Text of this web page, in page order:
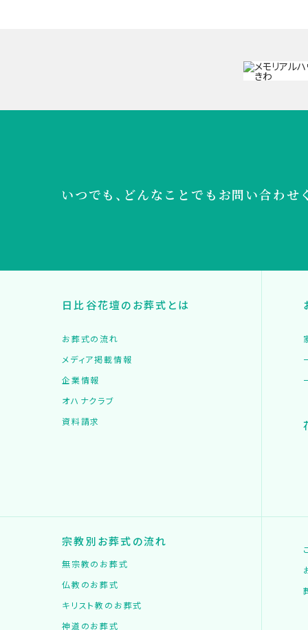
いつでも、どんなことでも お問い合わせ
日比谷花壇のお葬式とは
お葬式の流れ
メディア掲載情報
企業情報
オハナクラブ
資料請求
宗教別お葬式の流れ
無宗教のお葬式
仏教のお葬式
キリスト教のお葬式
神道のお葬式